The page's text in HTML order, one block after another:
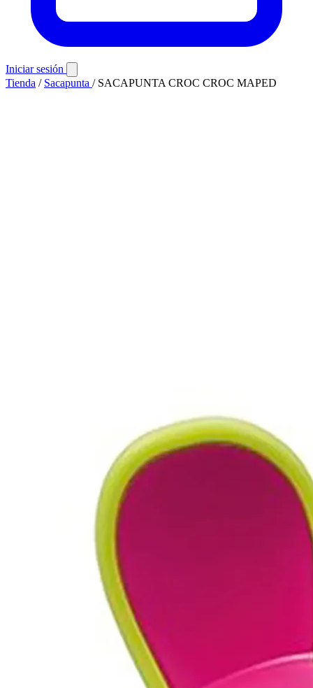
Iniciar sesión
Tienda / Sacapunta / SACAPUNTA CROC CROC MAPED